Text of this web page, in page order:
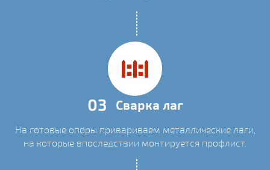
03 Сварка лаг
На готовые опоры привариваем металлические лаги,
на которые впоследствии монтируется профлист.